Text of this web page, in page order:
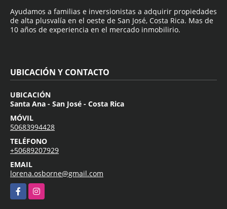
Ayudamos a familias e inversionistas a adquirir propiedades
de alta plusvalía en el oeste de San José, Costa Rica. Mas de
10 años de experiencia en el mercado inmobilirio.
UBICACIÓN Y CONTACTO
UBICACIÓN
Santa Ana - San José - Costa Rica
MÓVIL
50683994428
TELÉFONO
+50689207929
EMAIL
lorena.osborne@gmail.com
FacebookInstagram